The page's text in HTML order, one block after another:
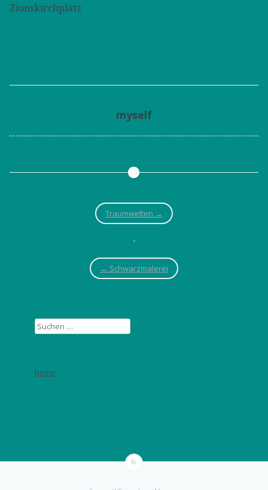
Zionskirchplatz
myself
Traumwelten →
•
← Schwarzmalerei
Suchen
home